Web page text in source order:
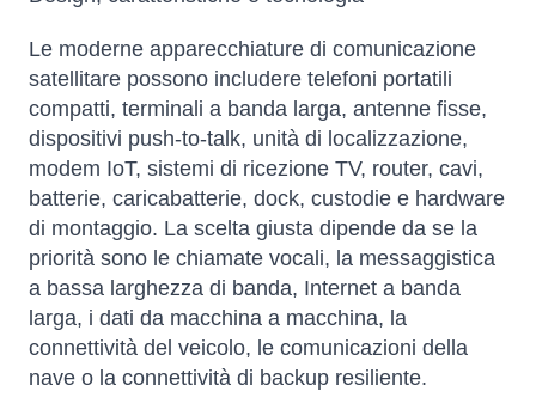
Le moderne apparecchiature di comunicazione
satellitare possono includere telefoni portatili
compatti, terminali a banda larga, antenne fisse,
dispositivi push-to-talk, unità di localizzazione,
modem IoT, sistemi di ricezione TV, router, cavi,
batterie, caricabatterie, dock, custodie e hardware
di montaggio. La scelta giusta dipende da se la
priorità sono le chiamate vocali, la messaggistica
a bassa larghezza di banda, Internet a banda
larga, i dati da macchina a macchina, la
connettività del veicolo, le comunicazioni della
nave o la connettività di backup resiliente.